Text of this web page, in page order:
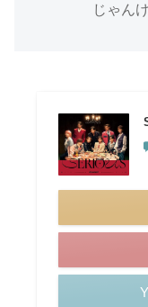
じゃん